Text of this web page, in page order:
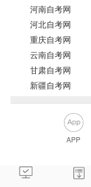
河南自考网
河北自考网
重庆自考网
云南自考网
甘肃自考网
新疆自考网
APP